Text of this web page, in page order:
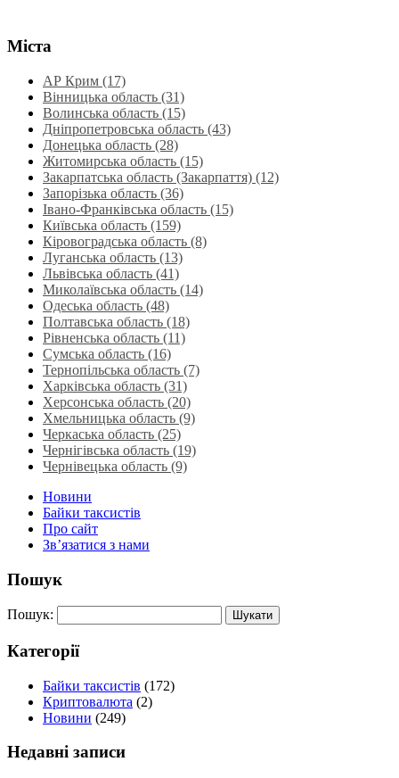
Міста
АР Крим (17)
Вінницька область (31)
Волинська область‎ (15)
Дніпропетровська область‎ (43)
Донецька область (28)
Житомирська область (15)
Закарпатська область (Закарпаття) (12)
Запорізька область (36)
Івано-Франківська область (15)
Київська область (159)
Кіровоградська область (8)
Луганська область‎ (13)
Львівська область‎ (41)
Миколаївська область‎ (14)
Одеська область‎ (48)
Полтавська область (18)
Рівненська область‎ (11)
Сумська область‎ (16)
Тернопільська область‎ (7)
Харківська область‎ (31)
Херсонська область‎ (20)
Хмельницька область‎ (9)
Черкаська область‎ (25)
Чернігівська область (19)
Чернівецька область (9)
Новини
Байки таксистів
Про сайт
Зв’язатися з нами
Пошук
Пошук:
Категорії
Байки таксистів (172)
Криптовалюта (2)
Новини (249)
Недавні записи